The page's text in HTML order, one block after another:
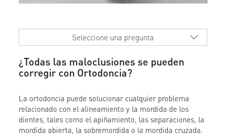
Seleccione una pregunta
¿Todas las maloclusiones se pueden
corregir con Ortodoncia?
La ortodoncia puede solucionar cualquier problema
relacionado con el alineamiento y la mordida de los
dientes, tales como el apiñamiento, las separaciones, la
mordida abierta, la sobremordida o la mordida cruzada.